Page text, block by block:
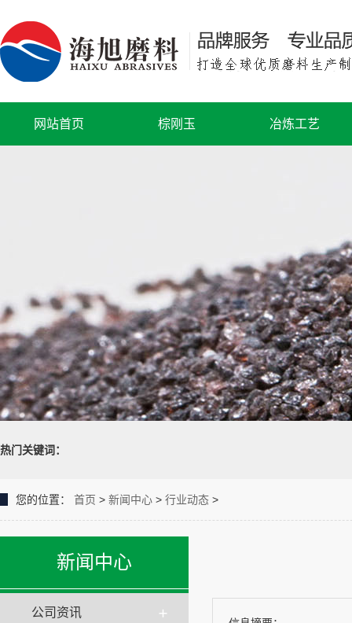
网站首页 棕刚玉 冶炼工艺
热门关键词：
您的位置： 首页 > 新闻中心 > 行业动态 >
新闻中心
公司资讯